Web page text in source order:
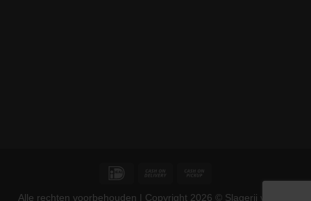
IDeal
Cash
Alle rechten voorbehouden | Copyright 2026 © Slagerij van der